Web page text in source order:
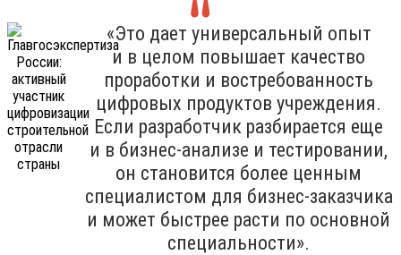
«Это дает универсальный опыт
и в целом повышает качество
проработки и востребованность
цифровых продуктов учреждения.
Если разработчик разбирается еще
и в бизнес-анализе и тестировании,
он становится более ценным
специалистом для бизнес-заказчика
и может быстрее расти по основной
специальности».